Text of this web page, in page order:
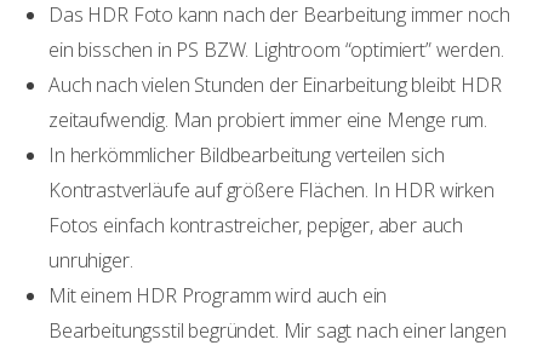
Das HDR Foto kann nach der Bearbeitung immer noch
ein bisschen in PS BZW. Lightroom “optimiert” werden.
Auch nach vielen Stunden der Einarbeitung bleibt HDR
zeitaufwendig. Man probiert immer eine Menge rum.
In herkömmlicher Bildbearbeitung verteilen sich
Kontrastverläufe auf größere Flächen. In HDR wirken
Fotos einfach kontrastreicher, pepiger, aber auch
unruhiger.
Mit einem HDR Programm wird auch ein
Bearbeitungsstil begründet. Mir sagt nach einer langen